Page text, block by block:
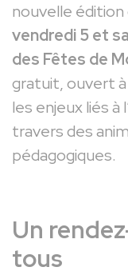
nouvelle édition
vendredi 5 et
des Fêtes de
gratuit, ouvert
les enjeux liés à
travers des
pédagogiques.
Un
tous